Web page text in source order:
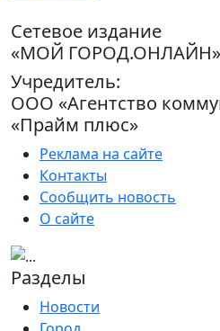
Сетевое издание
«МОЙ ГОРОД.ОНЛАЙН»
Учредитель:
ООО «Агентство
«Прайм плюс»
Реклама на сайте
Контакты
Сообщить новость
О сайте
Разделы
Новости